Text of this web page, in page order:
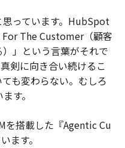
思っています。HubSpot
The Customer（顧客
」という言葉がそれで
剣に向き合い続けるこ
も変わらない。むしろ
す。
を搭載した『Agentic Cu
ます。